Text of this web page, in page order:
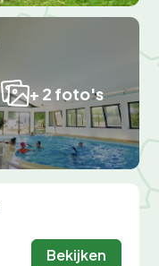
+ 2 foto's
Bekijken